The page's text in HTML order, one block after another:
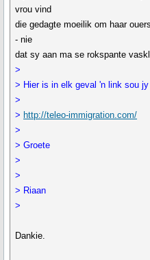
vrou vind
die gedagte moeilik om haar
- nie
dat sy aan ma se rokspante
>
> Hier is in elk geval 'n link sou jy
>
> http://teleo-immigration.com/
>
> Groete
>
>
> Riaan
>
Dankie.